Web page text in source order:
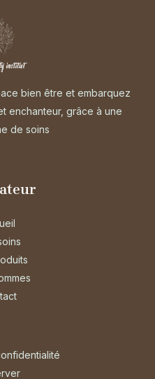
bien être et embarquez
enchanteur, grâce à une
de soins